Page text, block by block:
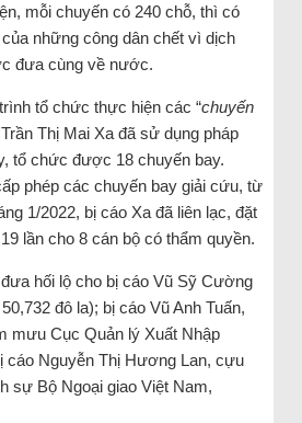
mỗi chuyến có 240 chỗ, thì có
những công dân chết vì dịch
đưa cùng về nước.
tổ chức thực hiện các “chuyến
Thị Mai Xa đã sử dụng pháp
tổ chức được 18 chuyến bay.
phép các chuyến bay giải cứu, từ
1/2022, bị cáo Xa đã liên lạc, đặt
lần cho 8 cán bộ có thẩm quyền.
hối lộ cho bị cáo Vũ Sỹ Cường
đô la); bị cáo Vũ Anh Tuấn,
mưu Cục Quản lý Xuất Nhập
cáo Nguyễn Thị Hương Lan, cựu
sự Bộ Ngoại giao Việt Nam,